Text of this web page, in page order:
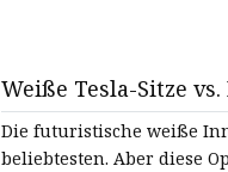
Autopolsterstoff
Weiße Tesla-Sitze
Die futuristische weiße
beliebtesten. Aber diese